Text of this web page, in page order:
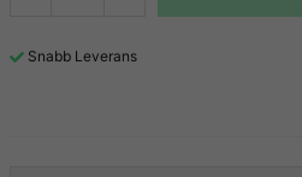
Snabb Leverans